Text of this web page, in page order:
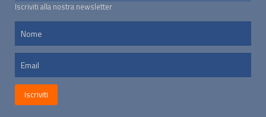
Iscriviti alla nostra newsletter